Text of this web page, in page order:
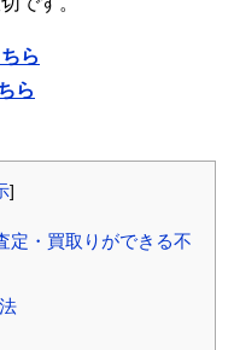
ら
ら
]
定・買取りができる不